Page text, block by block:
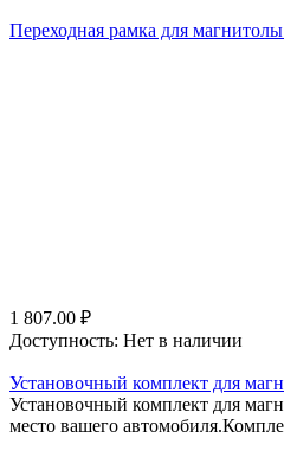
Переходная рамка для
1 807.00 ₽
Доступность: Нет в наличии
Установочный комплект для
Установочный комплект для
место вашего